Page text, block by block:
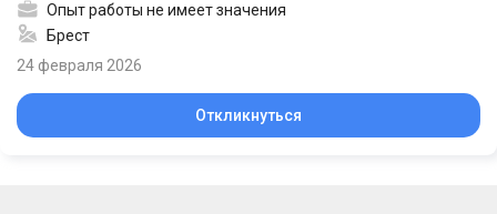
Опыт работы не имеет значения
Брест
24 февраля 2026
Откликнуться